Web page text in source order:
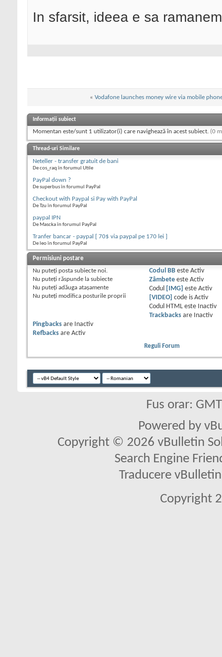
In sfarsit, ideea e sa
« Vodafone launches money wire via mobile
Informații subiect
Momentan este/sunt 1 utilizator(i) care navighează în acest subiect. (0
Thread-uri Similare
Neteller - transfer gratuit de bani
De cos_raq în forumul Utile
PayPal down ?
De superbus în forumul PayPal
Checkout with Paypal si Pay with PayPal
De Tzu în forumul PayPal
paypal IPN
De Mascka în forumul PayPal
Tranfer bancar - paypal [ 70$ via paypal pe 170 lei ]
De leo în forumul PayPal
Permisiuni postare
Nu puteţi posta subiecte noi.
Nu puteţi răspunde la subiecte
Nu puteţi adăuga ataşamente
Nu puteţi modifica posturile proprii
Codul BBeste Activ
Zâmbeteeste Activ
Codul
[IMG] este Activ
[VIDEO]
code is Activ
Codul HTML este
Inactiv
Trackbacksare
Inactiv
Pingbacks are
Inactiv
Refbacks are Activ
Reguli Forum
Fus orar:
Powered by
Copyright © 2026 vBulletin
Search Engine
Traducere
Copyright